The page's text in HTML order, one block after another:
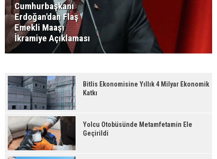
Cumhurbaşkanı
Erdoğan'dan Flaş
Emekli Maaşı
İkramiye Açıklaması
Bitlis Ekonomisine Yıllık 4 Milyar Ekonomik
Katkı
Yolcu Otobüsünde Metamfetamin Ele
Geçirildi